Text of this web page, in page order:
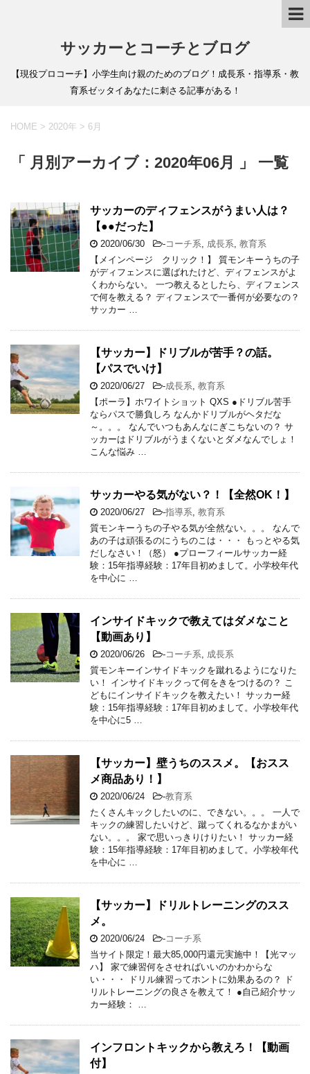
サッカーとコーチとブログ
【現役プロコーチ】小学生向け親のためのブログ！成長系・指導系・教
育系ゼッタイあなたに刺さる記事がある！
HOME > 2020年 > 6月
「 月別アーカイブ：2020年06月 」 一覧
サッカーのディフェンスがうまい人は？
【●●だった】
2020/06/30 -コーチ系 成長系 教育系
【メインページ クリック！】 質モンキーうちの子
がディフェンスに選ばれたけど、ディフェンスがよ
くわからない。 一つ教えるとしたら、ディフェンス
で何を教える？ ディフェンスで一番何が必要なの？
サッカー …
【サッカー】ドリブルが苦手？の話。
【パスでいけ】
2020/06/27 -成長系 教育系
【ポーラ】ホワイトショット QXS ●ドリブル苦手
ならパスで勝負しろ なんかドリブルがヘタだな
～。。。 なんでいつもあんなにぎこちないの？ サ
ッカーはドリブルがうまくないとダメなんでしょ！
こんな悩み …
サッカーやる気がない？！【全然OK！】
2020/06/27 -指導系 教育系
質モンキーうちの子やる気が全然ない。。。 なんで
あの子は頑張るのにうちのこは・・・ もっとやる気
だしなさい！（怒） ●プローフィールサッカー経
験：15年指導経験：17年目初めまして。小学校年代
を中心に …
インサイドキックで教えてはダメなこと
【動画あり】
2020/06/26 -コーチ系
成長系
質モンキーインサイドキックを蹴れるようになりた
い！ インサイドキックって何をきをつけるの？ こ
どもにインサイドキックを教えたい！ サッカー経
験：15年指導経験：17年目初めまして。小学校年代
を中心に5 …
【サッカー】壁うちのススメ。【おスス
メ商品あり！】
2020/06/24 -教育系
たくさんキックしたいのに、できない。。。 一人で
キックの練習したいけど、蹴ってくれるなかまがい
ない。。。 家で思いっきりけりたい！ サッカー経
験：15年指導経験：17年目初めまして。小学校年代
を中心に …
【サッカー】ドリルトレーニングのスス
メ。
2020/06/24 -コーチ系
当サイト限定！最大85,000円還元実施中！【光マッ
ハ】 家で練習何をさせればいいのかわからな
い・・・ ドリル練習ってホントに効果あるの？ ド
リルトレーニングの良さを教えて！ ●自己紹介サッ
カー経験： …
インフロントキックから教えろ！【動画
付】